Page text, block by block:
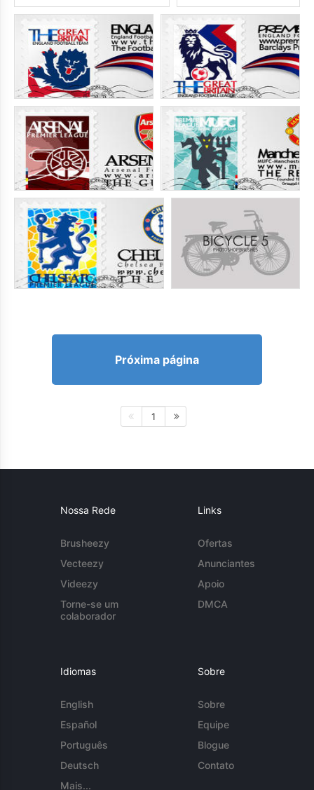
Próxima página
1
Nossa Rede
Brusheezy
Vecteezy
Videezy
Torne-se um
colaborador
Links
Ofertas
Anunciantes
Apoio
DMCA
Idiomas
English
Español
Português
Deutsch
Mais...
Sobre
Sobre
Equipe
Blogue
Contato